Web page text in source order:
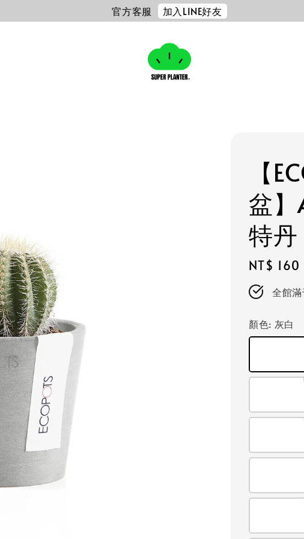
官方客服 加入LINE好友
【
盆
特
Regular
price
NT$ 160
全館
顏色: 灰白